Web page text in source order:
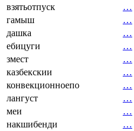
взятьотпуск
…
гамыш
…
дашка
…
ебицуги
…
змест
…
казбекскии
…
конвекционноепо
…
лангуст
…
меи
…
накшибенди
…